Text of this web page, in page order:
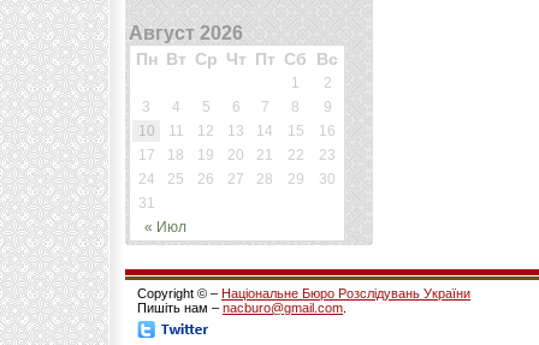
Август 2026
Пн Вт Ср Чт Пт Сб Вс
« Июл
1
2
3
4 5 6 7 8
9
10
11 12 13 14 15
16
17
18 19 20 21 22
23
24
25 26 27 28 29
30
31
Copyright © – Національне Бюро Розслідувань України
Пишіть нам – nacburo@gmail.com